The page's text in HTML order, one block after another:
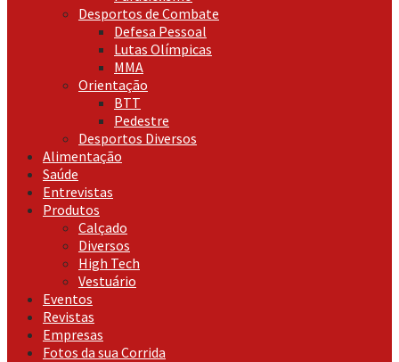
Desportos de Combate
Defesa Pessoal
Lutas Olímpicas
MMA
Orientação
BTT
Pedestre
Desportos Diversos
Alimentação
Saúde
Entrevistas
Produtos
Calçado
Diversos
High Tech
Vestuário
Eventos
Revistas
Empresas
Fotos da sua Corrida